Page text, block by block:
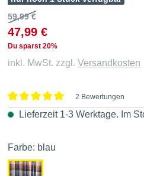
59,99 €
47,99 €
Du sparst 20%
inkl. MwSt. zzgl.Versandkosten
Durchschnittliche Bewertung von 5 von 5
2 Bewertungen
Lieferzeit 1-3 Werktage. Im
Farbe: blau